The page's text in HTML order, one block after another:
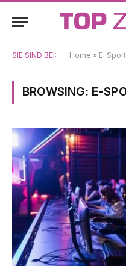
SIE SIND BEI: Home » E-Sport
BROWSING: E-